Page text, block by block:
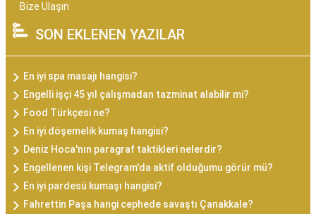
Bize Ulaşın
SON EKLENEN YAZILAR
En iyi spa masajı hangisi?
Engelli işçi 45 yıl çalışmadan tazminat alabilir mi?
Food Türkçesi ne?
En iyi döşemelik kumaş hangisi?
Deniz Hoca'nın paragraf taktikleri nelerdir?
Engellenen kişi Telegram'da aktif olduğumu görür mü?
En iyi pardesü kumaşı hangisi?
Fahrettin Paşa hangi cephede savaştı Çanakkale?